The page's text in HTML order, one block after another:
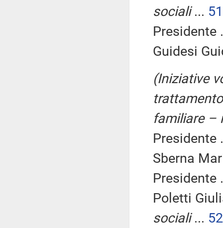
sociali... 51
Presidente
Guidesi
(Iniziative
familiare –
Presidente
Sberna
Presidente
Poletti
sociali... 52